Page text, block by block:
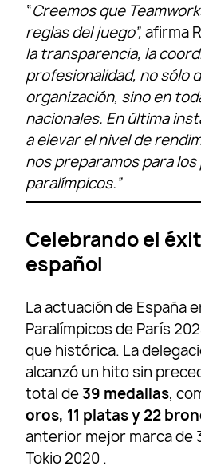
“Creemos que
reglas del juego”, afirma
la transparencia, la
profesionalidad, no sólo
organización, sino en
nacionales. En última
a elevar el nivel de
nos preparamos para
paralímpicos.”
Celebrando el
español
La actuación de España
Paralímpicos de París
que histórica. La
alcanzó un hito sin
total de 39 medallas,
oros, 11 platas y 22
anterior mejor marca de
Tokio 2020 .